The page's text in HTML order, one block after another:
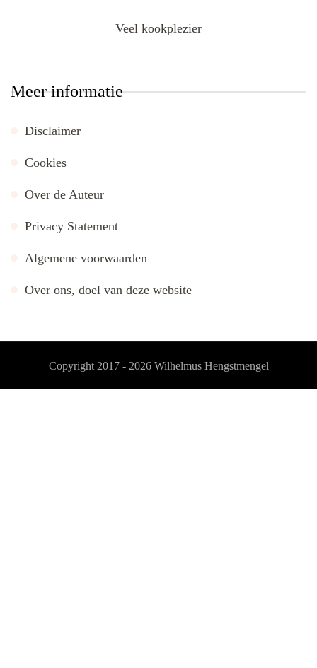
Veel kookplezier
Meer informatie
Disclaimer
Cookies
Over de Auteur
Privacy Statement
Algemene voorwaarden
Over ons, doel van deze website
Copyright 2017 - 2026 Wilhelmus Hengstmengel